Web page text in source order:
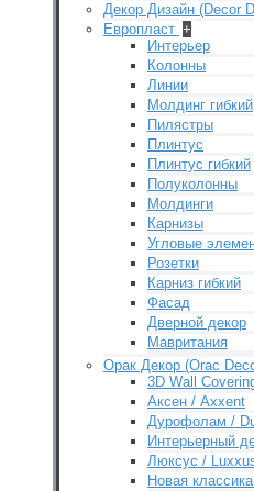
Декор Дизайн (Decor
Европласт +
Интерьер
Колонны
Линии
Молдинг гибкий
Пилястры
Плинтус
Плинтус гибкий
Полуколонны
Молдинги
Карнизы
Угловые
Розетки
Карниз гибкий
Фасад
Дверной декор
Мавритания
Орак Декор (Orac
3D Wall
Аксен / Axxent
Дурофолам /
Интерьерный
Люксус /
Новая